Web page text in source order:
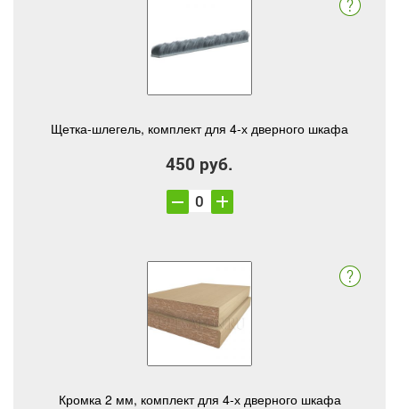
Щетка-шлегель, комплект для 4-х дверного шкафа
450 руб.
Кромка 2 мм, комплект для 4-х дверного шкафа